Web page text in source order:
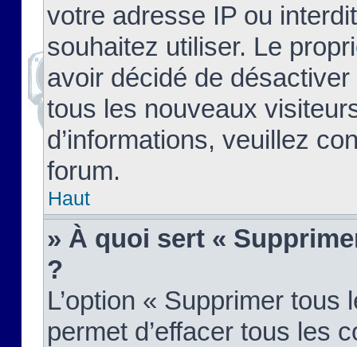
votre adresse IP ou
souhaitez utiliser. Le
avoir décidé de
tous les nouveaux
d’informations, veuillez
forum.
Haut
» À quoi sert «
?
L’option « Supprimer
permet d’effacer tous les